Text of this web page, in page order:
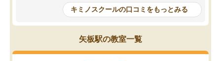
はなくなりました。
講師の方との距離も近く、親身なコー
チングのおかげで、停滞期もモチベー
ションを維持できました。「やらされ
る勉強」から「目標のための勉強」へ
の仕方をコーチングして
ルなので、家での学習習
身につきました。結果と
た。自分から学ぶ姿勢を
キミノスクールの口コミをもっとみる
矢板駅の教室一覧